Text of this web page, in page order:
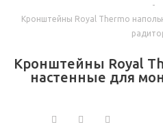
-
Кронштейны Royal Thermo
Кронштейны Royal
настенные для